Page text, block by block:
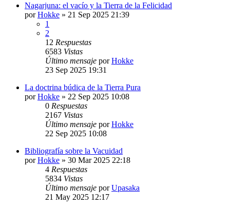
Nagarjuna: el vacío y la Tierra de la Felicidad
porHokke » 21 Sep 2025 21:39
1
2
12 Respuestas
6583 Vistas
Último mensaje porHokke
23 Sep 2025 19:31
La doctrina búdica de la Tierra Pura
porHokke » 22 Sep 2025 10:08
0 Respuestas
2167 Vistas
Último mensaje porHokke
22 Sep 2025 10:08
Bibliografía sobre la Vacuidad
porHokke » 30 Mar 2025 22:18
4 Respuestas
5834 Vistas
Último mensaje porUpasaka
21 May 2025 12:17